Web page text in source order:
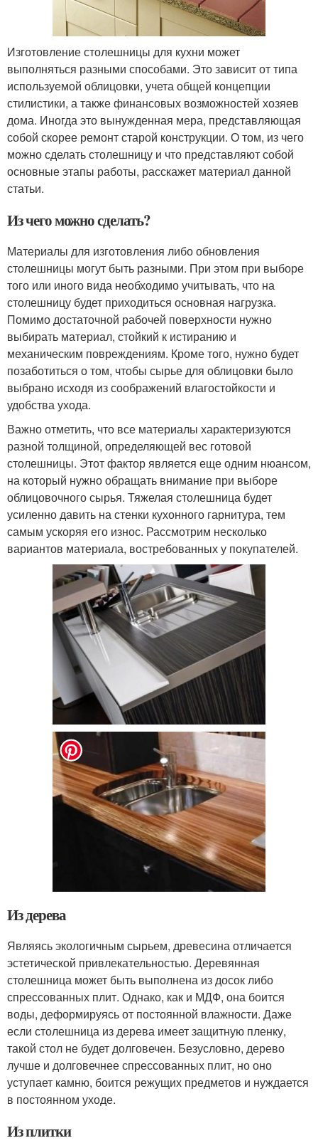
Изготовление столешницы для кухни может
выполняться разными способами. Это зависит от типа
используемой облицовки, учета общей концепции
стилистики, а также финансовых возможностей хозяев
дома. Иногда это вынужденная мера, представляющая
собой скорее ремонт старой конструкции. О том, из чего
можно сделать столешницу и что представляют собой
основные этапы работы, расскажет материал данной
статьи.
Из чего можно сделать?
Материалы для изготовления либо обновления
столешницы могут быть разными. При этом при выборе
того или иного вида необходимо учитывать, что на
столешницу будет приходиться основная нагрузка.
Помимо достаточной рабочей поверхности нужно
выбирать материал, стойкий к истиранию и
механическим повреждениям. Кроме того, нужно будет
позаботиться о том, чтобы сырье для облицовки было
выбрано исходя из соображений влагостойкости и
удобства ухода.
Важно отметить, что все материалы характеризуются
разной толщиной, определяющей вес готовой
столешницы. Этот фактор является еще одним нюансом,
на который нужно обращать внимание при выборе
облицовочного сырья. Тяжелая столешница будет
усиленно давить на стенки кухонного гарнитура, тем
самым ускоряя его износ. Рассмотрим несколько
вариантов материала, востребованных у покупателей.
Из дерева
Являясь экологичным сырьем, древесина отличается
эстетической привлекательностью. Деревянная
столешница может быть выполнена из досок либо
спрессованных плит. Однако, как и МДФ, она боится
воды, деформируясь от постоянной влажности. Даже
если столешница из дерева имеет защитную пленку,
такой стол не будет долговечен. Безусловно, дерево
лучше и долговечнее спрессованных плит, но оно
уступает камню, боится режущих предметов и нуждается
в постоянном уходе.
Из плитки